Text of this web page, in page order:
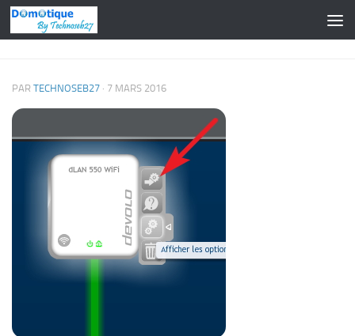
Skip to content
PAR TECHNOSEB27 · 7 MARS 2016